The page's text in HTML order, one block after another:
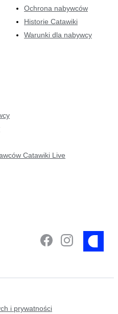
Ochrona nabywców
Historie Catawiki
Warunki dla nabywcy
Catawiki Live
i prywatności